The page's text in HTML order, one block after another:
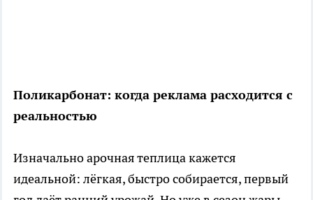
Поликарбонат: когда реклама расходится с
реальностью
Изначально арочная теплица кажется
идеальной: лёгкая, быстро собирается, первый